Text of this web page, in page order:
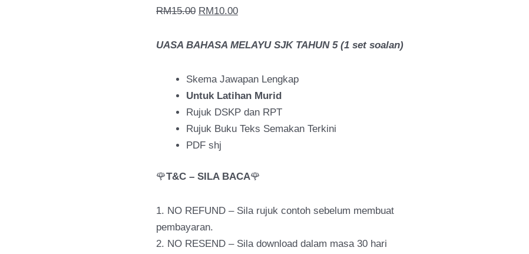
RM15.00 RM10.00
UASA BAHASA MELAYU SJK TAHUN 5 (1 set soalan)
Skema Jawapan Lengkap
Untuk Latihan Murid
Rujuk DSKP dan RPT
Rujuk Buku Teks Semakan Terkini
PDF shj
🌹T&C – SILA BACA🌹
1. NO REFUND – Sila rujuk contoh sebelum membuat
pembayaran.
2. NO RESEND – Sila download dalam masa 30 hari
(Set
quantity